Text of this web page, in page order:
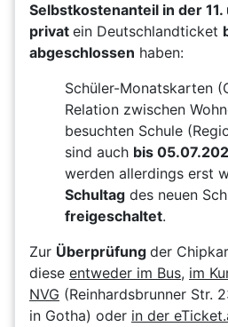
Selbstkostenanteil in der 11.
privat ein Deutschlandticket
abgeschlossen haben:
Schüler-Monatskarten
Relation zwischen
besuchten Schule
sind auch bis
werden allerdings erst
Schultag des neuen
freigeschaltet.
Zur Überprüfung der
diese entweder im Bus, im
NVG (Reinhardsbrunner Str.
in Gotha) oder in der